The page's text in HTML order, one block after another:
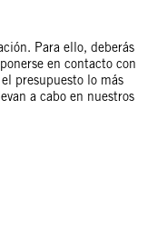
Para ello, deberás
en contacto con
presupuesto lo más
a cabo en nuestros